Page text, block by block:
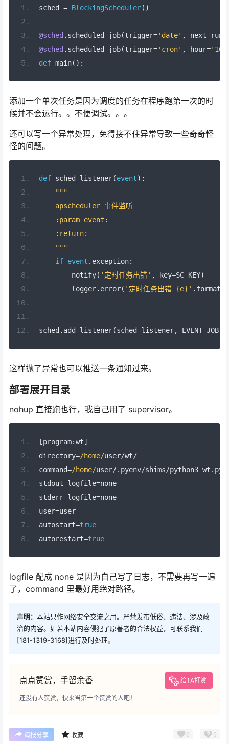
sched = BlockingScheduler()
@sched . scheduled_job(trigger='date' ,
@sched . scheduled_job(trigger='cron' , hour=
def main():
添加一个单次任务是因为调度的任务在程序跑第一次的时
候并不会运行。。不便调试。。。
还可以写一个异常处理，免得接不住异常导致一些奇奇怪
怪的问题。
def sched_listener(event):
"""
    apscheduler 事件监听
    :param event:
    :return:
    """
if event . exception:
        notify
( '定时任务出错' , key=SC_KEY)
        logger
. error( '定时任务出错 {e}' . format
sched . add_listener(sched_listener,
这样抛了异常也可以推送一条通知过来。
部署展开目录
nohup 直接跑也行，我自己用了 supervisor。
[program:wt]
directory=/home/user/wt/
command=/home/user/. pyenv/shims/python3 wt . py
stdout_logfile=none
stderr_logfile=none
user=user
autostart=true
autorestart=true
logfile 配成 none 是因为自己写了日志，不需要再写一遍
了，command 里最好用绝对路径。
声明： 本站只作网络安全交流之用。严禁发布低俗、违法、涉及政
治的内容。如若本站内容侵犯了原著者的合法权益，可联系我们
[181-1319-3168]进行及时处理。
点点赞赏，手留余香 给TA打赏
还没有人赞赏，快来当第一个赞赏的人吧！
海报分享 收藏 0 0